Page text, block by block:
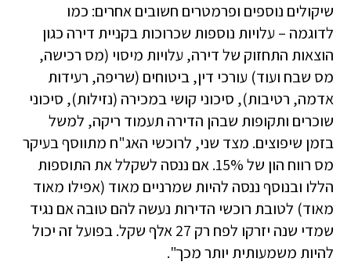
שיקולים נוספים ופרמטרים חשובים אחרים: כמו
לדוגמה – עלויות נוספות שכרוכות בקניית דירה כגון
הוצאות התחזוק של דירה, עלויות מיסוי (מס רכישה,
מס שבח ועוד) עורכי דין, ביטוחים (שריפה, רעידות
אדמה, רטיבות), סיכוני קושי במכירה (נזילות), סיכוני
שוכרים ותקופות שבהן הדירה תעמוד ריקה, למשל
בזמן שיפוצים. מצד שני, לרוכשי האג"ח מתווסף בעיקר
מס רווח הון של 15%. אם ננסה לשקלל את התוספות
הללו ובנוסף ננסה להיות שמרניים מאוד (אפילו מאוד
מאוד) לטובת רוכשי הדירות נעשה להם טובה אם נגיד
שמדי שנה יזרקו לפח רק 27 אלף שקל. בפועל זה יכול
להיות משמעותית יותר מכך".